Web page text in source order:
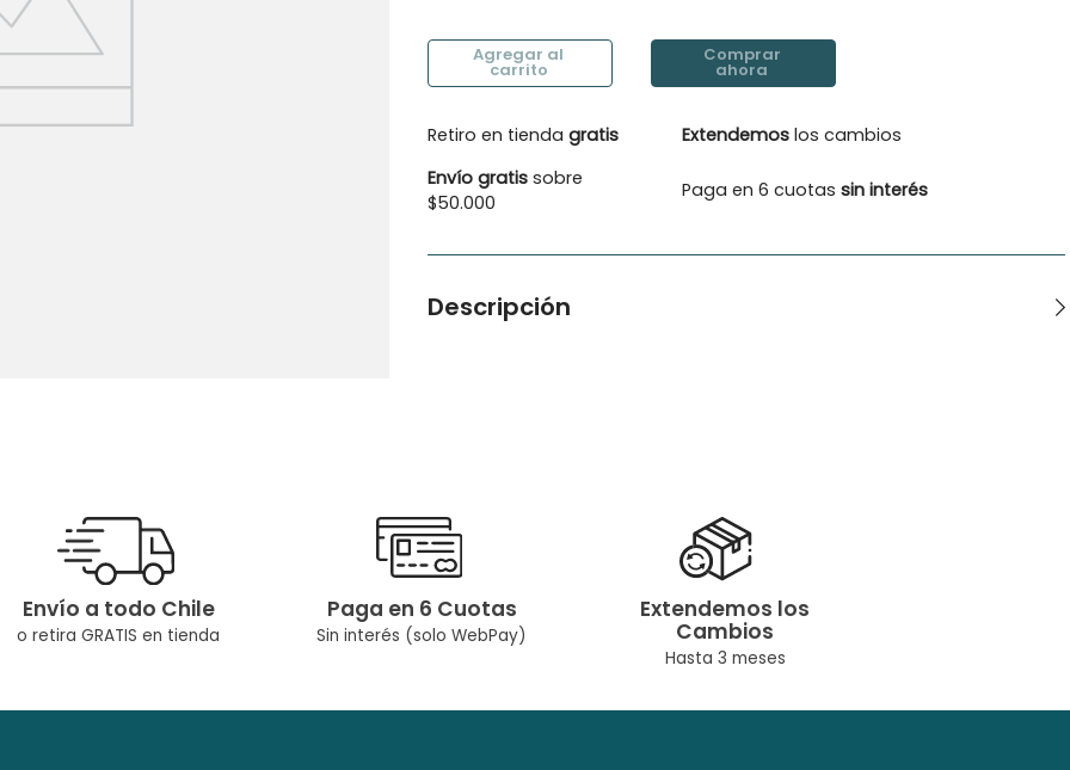
Retiro en tienda gratis
Envío gratissobre
$50.000
Extendemos los cambios
Paga en 6 cuotassin interés
Descripción
Envío a todo Chile
o retira GRATIS en tienda
Paga en 6 Cuotas
Sin interés (solo WebPay)
Extendemos los
Cambios
Hasta 3 meses